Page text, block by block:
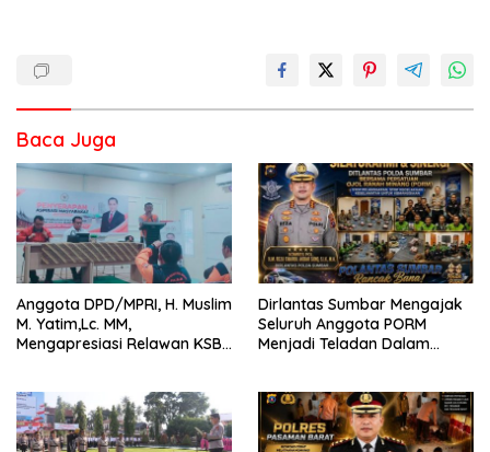
Baca Juga
Anggota DPD/MPRI, H. Muslim
M. Yatim,Lc. MM,
Mengapresiasi Relawan KSB
Bencana
Dirlantas Sumbar Mengajak
Seluruh Anggota PORM
Menjadi Teladan Dalam
Perlengkapan Keselamatan
Berkendara